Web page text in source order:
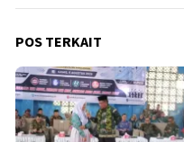
POS TERKAIT